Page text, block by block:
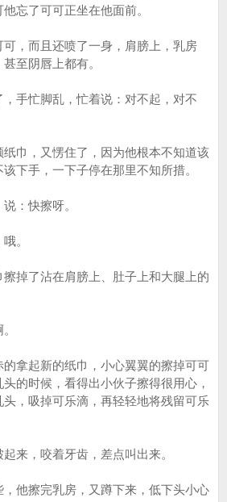
忘了可可正坐在他面前。
，而且还喷了一身，肩膀上，乳房
至阴唇上都有。
手忙脚乱，忙着说：对不起，对不
巾，又愣住了，因为他根本不知道该
下手，一下子停在那里不知所措。
：快擦呀。
。
了沾在肩膀上、肚子上和大腿上的
拿起新的纸巾，小心翼翼的擦掉可可
的时候，看得出小伙子擦得很用心，
，吸掉可乐滴，再轻轻地将残留可乐
，咬着牙齿，差点叫出来。
他擦完乳房，又蹲下来，低下头小心